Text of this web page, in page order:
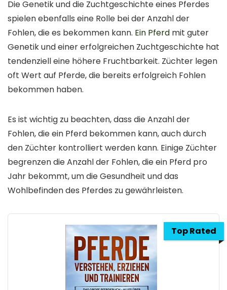
Die Genetik und die Zuchtgeschichte eines Pferdes
spielen ebenfalls eine Rolle bei der Anzahl der
Fohlen, die es bekommen kann. Ein Pferd mit guter
Genetik und einer erfolgreichen Zuchtgeschichte hat
tendenziell eine höhere Fruchtbarkeit. Züchter legen
oft Wert auf Pferde, die bereits erfolgreich Fohlen
bekommen haben.
Es ist wichtig zu beachten, dass die Anzahl der
Fohlen, die ein Pferd bekommen kann, auch durch
den Züchter kontrolliert werden kann. Einige Züchter
begrenzen die Anzahl der Fohlen, die ein Pferd pro
Jahr bekommt, um die Gesundheit und das
Wohlbefinden des Pferdes zu gewährleisten.
Top Rated